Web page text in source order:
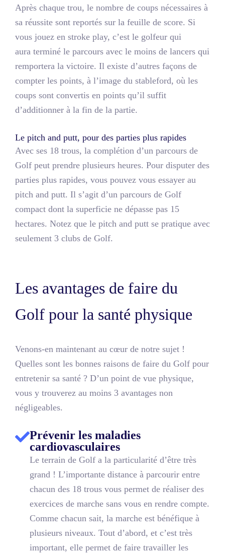
Après chaque trou, le nombre de coups nécessaires à
sa réussite sont reportés sur la feuille de score. Si
vous jouez en stroke play, c’est le golfeur qui
aura terminé le parcours avec le moins de lancers qui
remportera la victoire. Il existe d’autres façons de
compter les points, à l’image du stableford, où les
coups sont convertis en points qu’il suffit
d’additionner à la fin de la partie.
Le pitch and putt, pour des parties plus rapides
Avec ses 18 trous, la complétion d’un parcours de
Golf peut prendre plusieurs heures. Pour disputer des
parties plus rapides, vous pouvez vous essayer au
pitch and putt. Il s’agit d’un parcours de Golf
compact dont la superficie ne dépasse pas 15
hectares. Notez que le pitch and putt se pratique avec
seulement 3 clubs de Golf.
Les avantages de faire du
Golf pour la santé physique
Venons-en maintenant au cœur de notre sujet !
Quelles sont les bonnes raisons de faire du Golf pour
entretenir sa santé ? D’un point de vue physique,
vous y trouverez au moins 3 avantages non
négligeables.
Prévenir les maladies
cardiovasculaires
Le terrain de Golf a la particularité d’être très
grand ! L’importante distance à parcourir entre
chacun des 18 trous vous permet de réaliser des
exercices de marche sans vous en rendre compte.
Comme chacun sait, la marche est bénéfique à
plusieurs niveaux. Tout d’abord, et c’est très
important, elle permet de faire travailler les